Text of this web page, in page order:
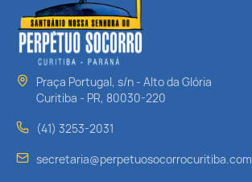
Praça Portugal, s/n - Alto da Glória
Curitiba - PR, 80030-220
(41) 3253-2031
secretaria@perpetuosocorrocuritiba.com